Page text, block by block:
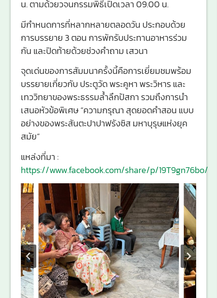
น. ตามด้วยวจนกรรมพิธีเปิดเวลา 09.00 น.
มีกำหนดการที่หลากหลายตลอดวัน ประกอบด้วย
การบรรยาย 3 ตอน การพักรับประทานอาหารร่วม
กัน และปิดท้ายด้วยช่วงคำถาม เสวนา
จุดเด่นของการสัมมนาครั้งนี้คือการเยี่ยมชมพร้อม
บรรยายเกี่ยวกับ ประตูวัด พระคูหา พระวิหาร และ
เทววิทยาของพระธรรมล้ำลึกปัสกา รวมถึงการนำ
เสนอหัวข้อพิเศษ “ความกรุณา สุดยอดคำสอน แบบ
อย่างของพระสันตะปาปาฟรังซิส มหาบุรุษแห่งยุค
สมัย”
แหล่งที่มา :
https://www.facebook.com/share/p/19T9gn76bo/